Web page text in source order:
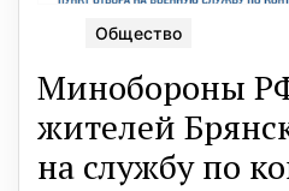
Общество
Минобoроны
житeлeй
на службу по